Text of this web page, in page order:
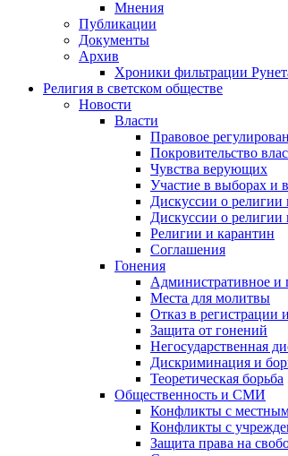
Мнения
Публикации
Документы
Архив
Хроники фильтрации
Религия в светском обществе
Новости
Власти
Правовое
Покровительство
Чувства верующих
Участие в выборах и
Дискуссии о религии
Дискуссии о религии
Религии и карантин
Соглашения
Гонения
Административное и
Места для молитвы
Отказ в регистрации
Защита от гонений
Негосударственная
Дискриминация и
Теоретическая борьба
Общественность и СМИ
Конфликты с
Конфликты с
Защита права на